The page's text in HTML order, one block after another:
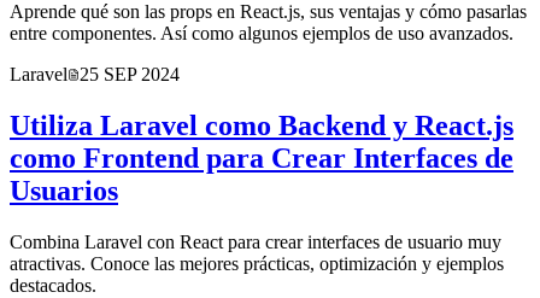
Aprende qué son las props en React.js, sus ventajas y cómo pasarlas
entre componentes. Así como algunos ejemplos de uso avanzados.
Laravel
25 SEP 2024
Utiliza Laravel como Backend y React.js
como Frontend para Crear Interfaces de
Usuarios
Combina Laravel con React para crear interfaces de usuario muy
atractivas. Conoce las mejores prácticas, optimización y ejemplos
destacados.